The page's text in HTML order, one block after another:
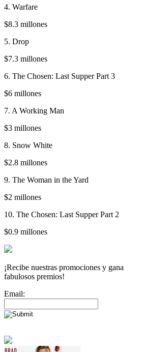
4. Warfare
$8.3 millones
5. Drop
$7.3 millones
6. The Chosen: Last Supper Part 3
$6 millones
7. A Working Man
$3 millones
8. Snow White
$2.8 millones
9. The Woman in the Yard
$2 millones
10. The Chosen: Last Supper Part 2
$0.9 millones
¡Recibe nuestras promociones y gana
fabulosos premios!
Email: